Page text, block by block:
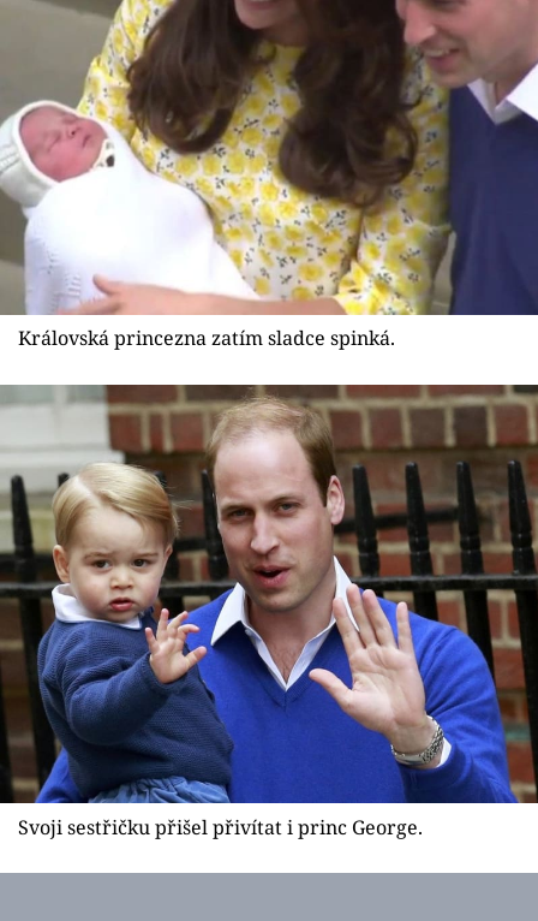
Královská princezna zatím sladce spinká.
Svoji sestřičku přišel přivítat i princ George.